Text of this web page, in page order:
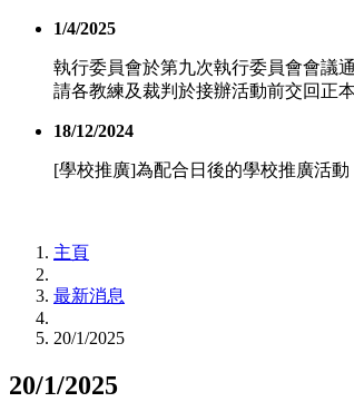
1/4/2025
執行委員會於第九次執行委員會會議
請各教練及裁判於接辦活動前交回正
18/12/2024
[學校推廣]為配合日後的學校推廣活
主頁
最新消息
20/1/2025
20/1/2025